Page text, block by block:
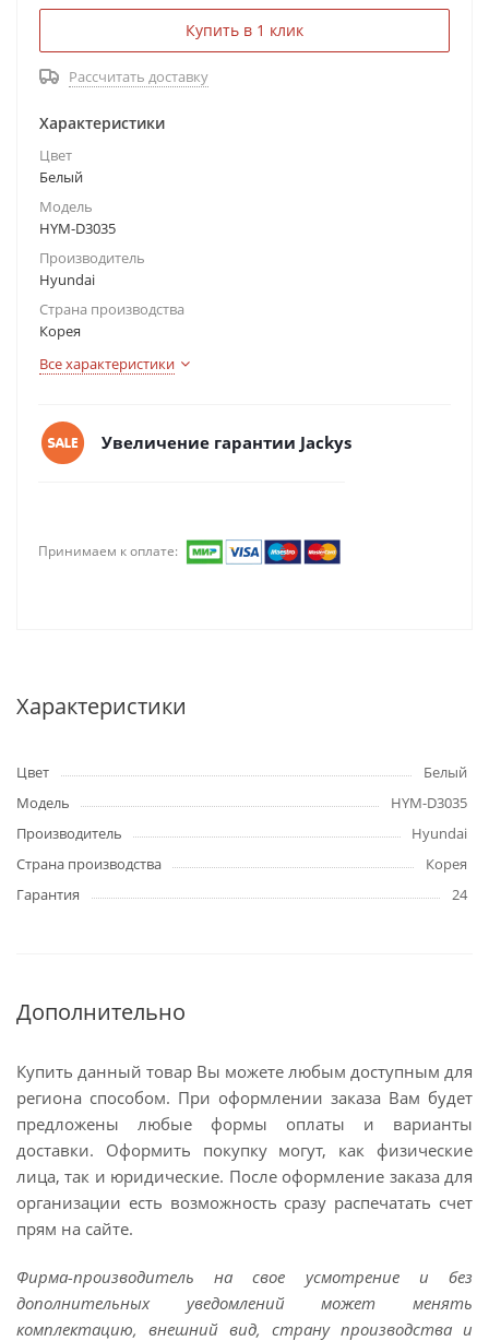
Купить в 1 клик
Рассчитать доставку
Характеристики
Цвет
Белый
Модель
HYM-D3035
Производитель
Hyundai
Страна производства
Корея
Все характеристики
Увеличение гарантии Jackys
Принимаем к оплате:
Характеристики
Цвет
Белый
Модель
HYM-D3035
Производитель
Hyundai
Страна производства
Корея
Гарантия
24
Дополнительно
Купить данный товар Вы можете любым доступным для
региона способом. При оформлении заказа Вам будет
предложены любые формы оплаты и варианты
доставки. Оформить покупку могут, как физические
лица, так и юридические. После оформление заказа для
организации есть возможность сразу распечатать счет
прям на сайте.
Фирма-производитель на свое усмотрение и без
дополнительных уведомлений может менять
комплектацию, внешний вид, страну производства и